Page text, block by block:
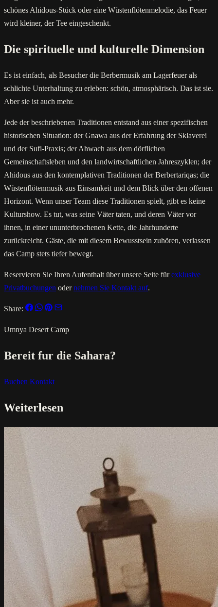
schönes Ahidous-Stück oder eine Wüstenflötenmelodie, das Feuer
wird kleiner, der Tee eingeschenkt.
Die spirituelle und kulturelle Dimension
Es ist einfach, als Besucher die Berbermusik am Lagerfeuer als
schlichte Unterhaltung zu erleben: schön, atmosphärisch. Das ist sie.
Aber sie ist auch mehr.
Jede der beschriebenen Traditionen entstand aus einer spezifischen
historischen Situation: der Gnawa aus der Erfahrung der Sklaverei
und der Sufi-Praxis; der Ahwach aus dem dörflichen
Gemeinschaftsleben und den landwirtschaftlichen Jahreszyklen; der
Ahidous aus den kontemplativen Traditionen der Berbertariqas; die
Wüstenflötenmusik aus Einsamkeit und dem Blick über den offenen
Horizont. Wenn unser Team diese Traditionen spielt, gibt es keine
Kulturshow. Es tut, was seine Väter taten, und deren Väter vor
ihnen, in einer ununterbrochenen Kette, die Jahrhunderte
zurückreicht. Gäste, die mit diesem Bewusstsein zuhören, verlassen
das Camp stets tiefer bewegt.
Reservieren Sie Ihren Aufenthalt über unsere Seite fürexklusive
Privatbuchungen odernehmen Sie Kontakt auf.
Share:
Umnya Desert Camp
Bereit fur die Sahara?
Buchen Kontakt
Weiterlesen